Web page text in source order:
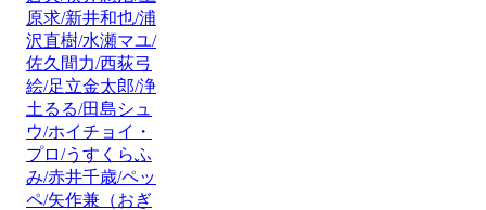
原求/新井和也/浦
沢直樹/水瀬マユ/
佐久間力/西荻弓
絵/足立金太郎/浄
土るる/田島シュ
ウ/ホイチョイ・
プロ/うすくらふ
み/赤井千歳/ペッ
ペ/矢作兼（おぎ